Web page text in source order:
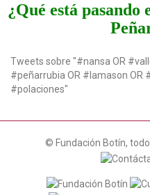
¿Qué está pasando
Tweets sobre "#nansa OR
#peñarrubia OR #lamason OR
#polaciones"
© Fundación Botín,